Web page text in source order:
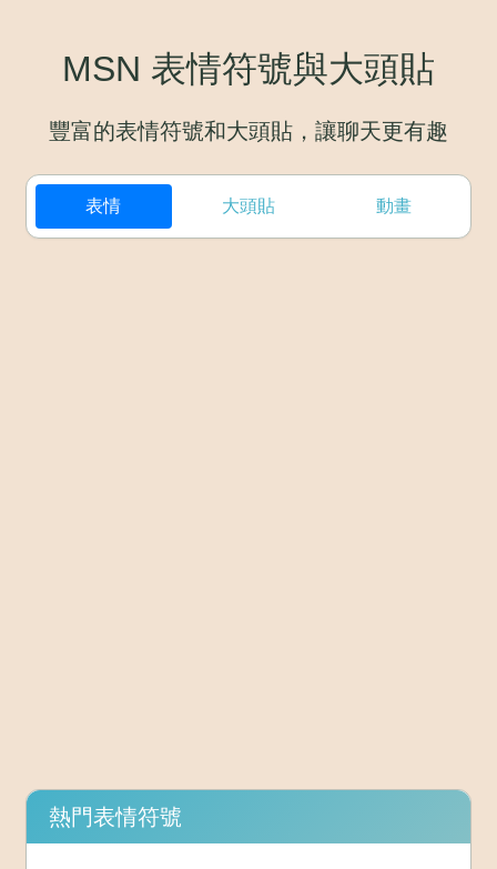
MSN 表情符號與大頭貼
豐富的表情符號和大頭貼，讓聊天更有趣
表情 大頭貼 動畫
熱門表情符號